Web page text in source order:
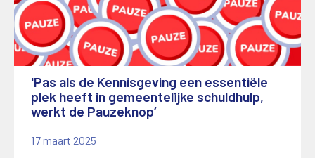
'Pas als de Kennisgeving een essentiële
plek heeft in gemeentelijke schuldhulp,
werkt de Pauzeknop’
17 maart 2025